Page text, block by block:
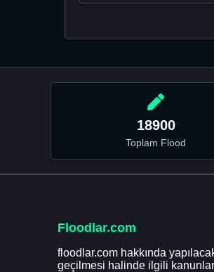
18900
Toplam Flood
Floodlar.com
floodlar.com hakkında
geçilmesi halinde ilgili